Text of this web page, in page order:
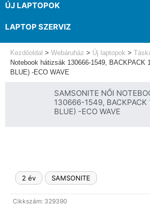
FIÓKADATOK
ELFELEJTETT JELSZÓ
ÚJ LAPTOPOK
LAPTOP SZERVIZ
Kezdőoldal > Webáruház > Új laptopok >
Notebook hátizsák 130666-1549, BACKPACK
BLUE) -ECO WAVE
SAMSONITE NŐI
130666-1549, BACKPACK
BLUE) -ECO WAVE
2 év SAMSONITE
Cikkszám: 329390